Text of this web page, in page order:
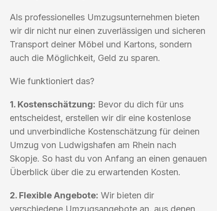
Als professionelles Umzugsunternehmen bieten
wir dir nicht nur einen zuverlässigen und sicheren
Transport deiner Möbel und Kartons, sondern
auch die Möglichkeit, Geld zu sparen.
Wie funktioniert das?
1. Kostenschätzung: Bevor du dich für uns
entscheidest, erstellen wir dir eine kostenlose
und unverbindliche Kostenschätzung für deinen
Umzug von Ludwigshafen am Rhein nach
Skopje. So hast du von Anfang an einen genauen
Überblick über die zu erwartenden Kosten.
2. Flexible Angebote: Wir bieten dir
verschiedene Umzugsangebote an, aus denen